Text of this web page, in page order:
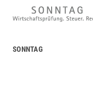
SONNTAG